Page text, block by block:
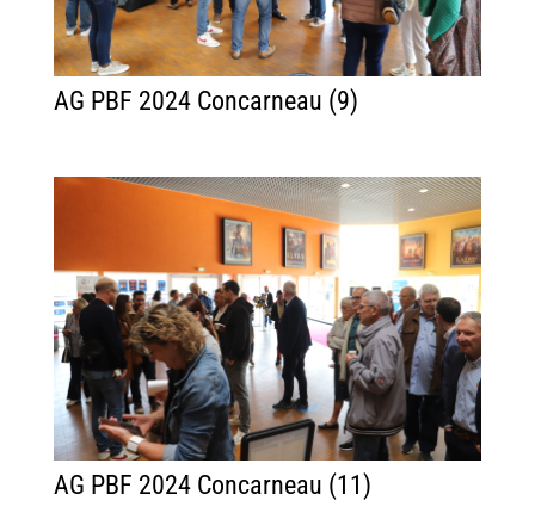
AG PBF 2024 Concarneau (9)
AG PBF 2024 Concarneau (11)